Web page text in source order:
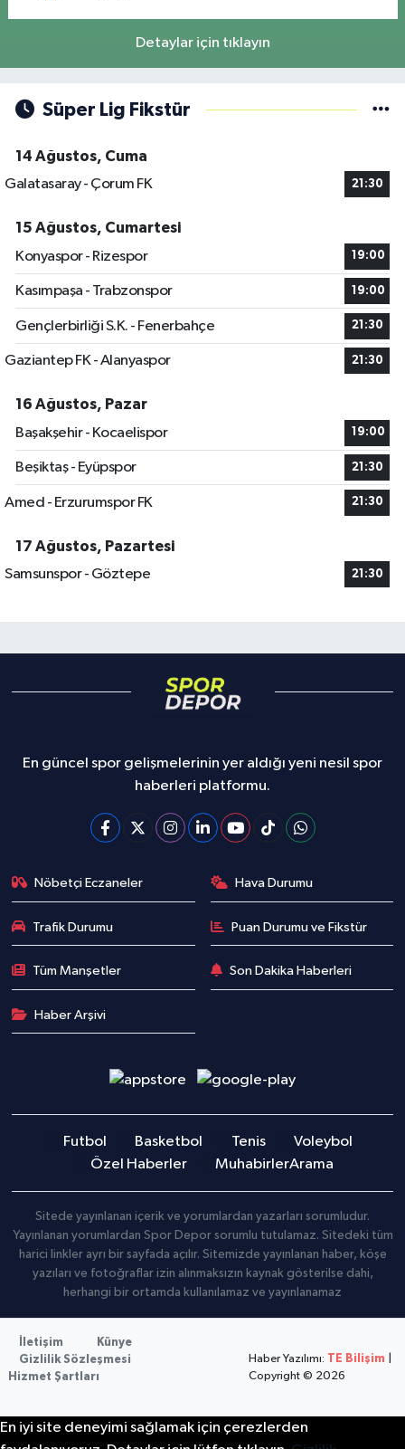
Detaylar için tıklayın
Süper Lig Fikstür
14 Ağustos, Cuma
Galatasaray - Çorum FK
21:30
15 Ağustos, Cumartesi
Konyaspor - Rizespor
19:00
Kasımpaşa - Trabzonspor 19:00
Gençlerbirliği S.K. - Fenerbahçe 21:30
Gaziantep FK - Alanyaspor 21:30
16 Ağustos, Pazar
Başakşehir - Kocaelispor
19:00
Beşiktaş - Eyüpspor 21:30
Amed - Erzurumspor FK 21:30
17 Ağustos, Pazartesi
Samsunspor - Göztepe
21:30
En güncel spor gelişmelerinin yer aldığı yeni nesil spor
haberleri platformu.
Nöbetçi Eczaneler Hava Durumu
Trafik Durumu Puan Durumu ve Fikstür
Tüm Manşetler Son Dakika Haberleri
Haber Arşivi
Futbol Basketbol Tenis
Voleybol
Özel Haberler
MuhabirlerArama
Sitede yayınlanan içerik ve yorumlardan yazarları sorumludur.
Yayınlanan yorumlardan Spor Depor sorumlu tutulamaz. Sitedeki tüm
harici linkler ayrı bir sayfada açılır. Sitemizde yayınlanan haber, köşe
yazıları ve fotoğraflar izin alınmaksızın kaynak gösterilse dahi,
herhangi bir ortamda kullanılamaz ve yayınlanamaz
İletişim
Künye
Gizlilik Sözleşmesi
Hizmet Şartları
Haber Yazılımı: TE Bilişim
Copyright © 2026
En iyi site deneyimi sağlamak için çerezlerden